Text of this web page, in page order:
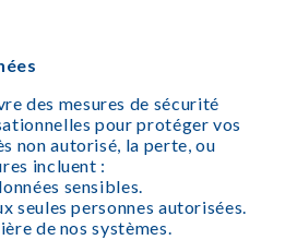
des mesures de sécurité
pour protéger vos
non autorisé, la perte, ou
incluent :
sensibles.
seules personnes autorisées.
de nos systèmes.